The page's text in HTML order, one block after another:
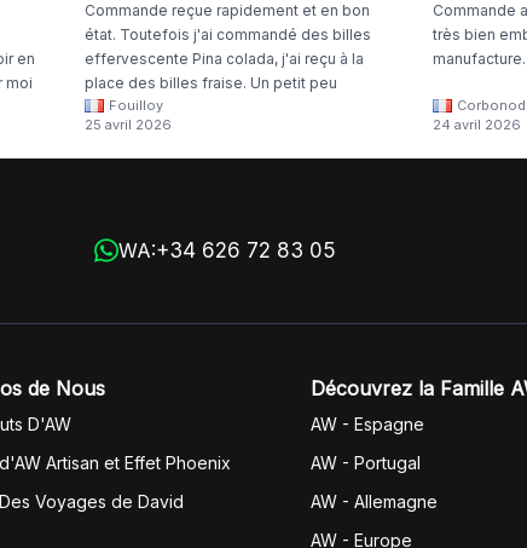
en
moi
la
Commande reçue rapidement et en bon
état. Toutefois j'ai commandé des billes
effervescente Pina colada, j'ai reçu à la
place des billes fraise. Un petit peu
dommage
Fouilloy
25 avril 2026
Commande
très bien
manufacture.
Corbonod
24 avril 2026
WA:+34 626 72 83 05
de Nous
D'AW
Artisan et Effet Phoenix
Voyages de David
Découvrez la Famille
AW - Espagne
AW - Portugal
AW - Allemagne
AW - Europe